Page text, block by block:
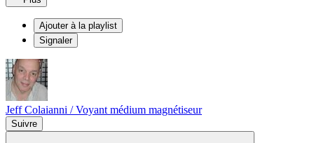
Ajouter à la playlist
Signaler
Jeff Colaianni / Voyant médium magnétiseur
Suivre